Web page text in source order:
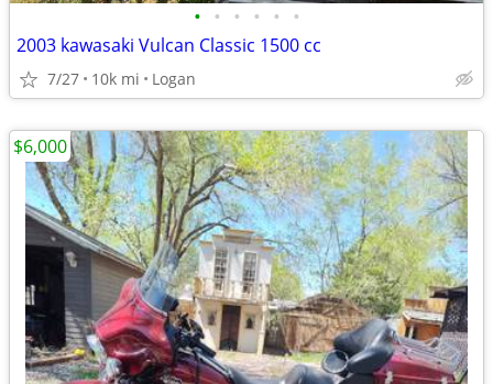
• • • • • •
2003 kawasaki Vulcan Classic 1500 cc
7/27 10k mi Logan
$6,000